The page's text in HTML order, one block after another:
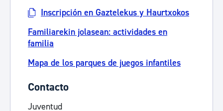
Inscripción en Gaztelekus y Haurtxokos
Familiarekin jolasean: actividades en
familia
Mapa de los parques de juegos infantiles
Contacto
Juventud